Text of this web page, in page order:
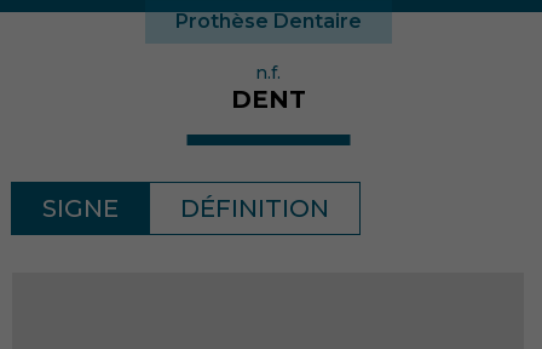
Prothèse Dentaire
n.f.
DENT
SIGNE DÉFINITION